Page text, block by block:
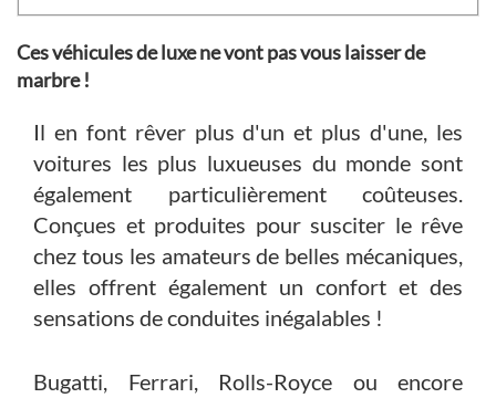
Ces véhicules de luxe ne vont pas vous laisser de
marbre !
Il en font rêver plus d'un et plus d'une, les
voitures les plus luxueuses du monde sont
également particulièrement coûteuses.
Conçues et produites pour susciter le rêve
chez tous les amateurs de belles mécaniques,
elles offrent également un confort et des
sensations de conduites inégalables !
Bugatti, Ferrari, Rolls-Royce ou encore